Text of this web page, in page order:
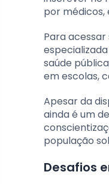
por médicos,
Para
saúde
em escolas,
Apesar da
ainda é um
população
Desafios